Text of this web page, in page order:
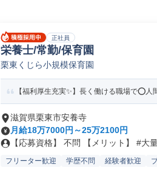
正社員
栄養士/常勤/保育園
栗東くじら小規模保育園
【福利厚生充実✨】長く働ける職場で⭕️人
滋賀県栗東市安養寺
月給18万7000円～25万2100円
【応募資格】 不問 【メリット】 #大
フリーター歓迎 学歴不問 経験者歓迎